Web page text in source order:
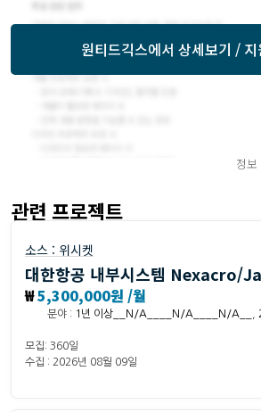
원티드긱스에서 상세보기 / 지
정
관련 프로젝트
소스 : 위시켓
대한항공 내부시스템 Nexacro/
₩5,300,000원 /월
분야 : 1년 이상__N/A____N/A____N/A__
모집: 360일
수집 : 2026년 08월 09일